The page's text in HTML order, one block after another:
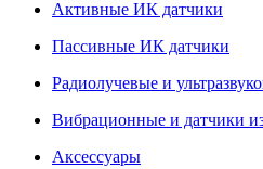
Активные ИК датчики
Пассивные ИК датчики
Радиолучевые и
Вибрационные и датчики
Аксессуары